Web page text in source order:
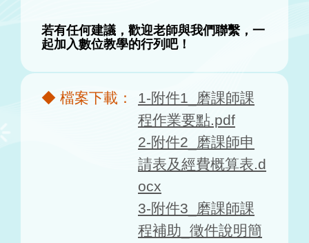
若有任何建議，歡迎老師與我們聯繫，一
起加入數位教學的行列吧！
1-附件1_磨課師課
程作業要點.pdf
2-附件2_磨課師申
請表及經費概算表.d
ocx
3-附件3_磨課師課
程補助_徵件說明簡